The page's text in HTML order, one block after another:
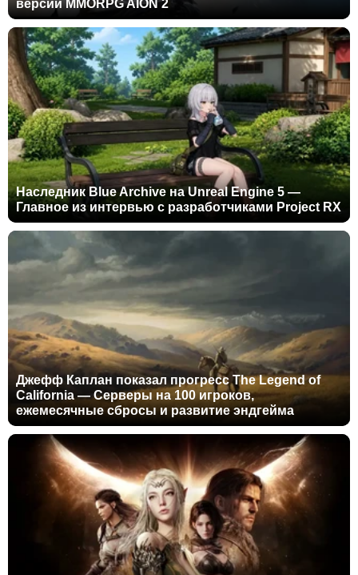
версии MMORPG AION 2
Наследник Blue Archive на Unreal Engine 5 —
Главное из интервью с разработчиками Project RX
Джефф Каплан показал прогресс The Legend of
California — Серверы на 100 игроков,
ежемесячные сбросы и развитие эндгейма